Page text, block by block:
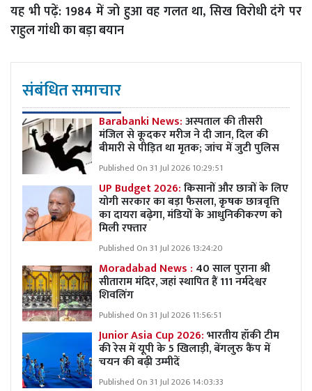
यह भी पढ़ें:1984 में जो हुआ वह गलत था, सिख विरोधी दंगे पर
राहुल गांधी का बड़ा बयान
संबंधित समाचार
Barabanki News:अस्पताल की तीसरी
मंजिल से कूदकर मरीज ने दी जान, दिल की
बीमारी से पीड़ित था मृतक; जांच में जुटी पुलिस
Published On 31 Jul 2026 10:29:51
UP Budget 2026:किसानों और छात्रों के लिए
योगी सरकार का बड़ा फैसला, कृषक छात्रवृत्ति
का दायरा बढ़ेगा, मंडियों के आधुनिकीकरण को
मिली रफ्तार
Published On 31 Jul 2026 13:24:20
Moradabad News : 40 साल पुराना श्री
सीताराम मंदिर, जहां स्थापित हैं 111 नर्मदेश्वर
शिवलिंग
Published On 31 Jul 2026 11:56:51
Junior Asia Cup 2026:भारतीय हॉकी टीम
की रेस में यूपी के 5 खिलाड़ी, बेंगलुरु कैंप में
चयन की बढ़ी उम्मीदें
Published On 31 Jul 2026 14:03:33